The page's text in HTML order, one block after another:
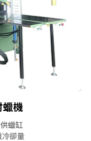
蠟機
蠟缸
冷卻量